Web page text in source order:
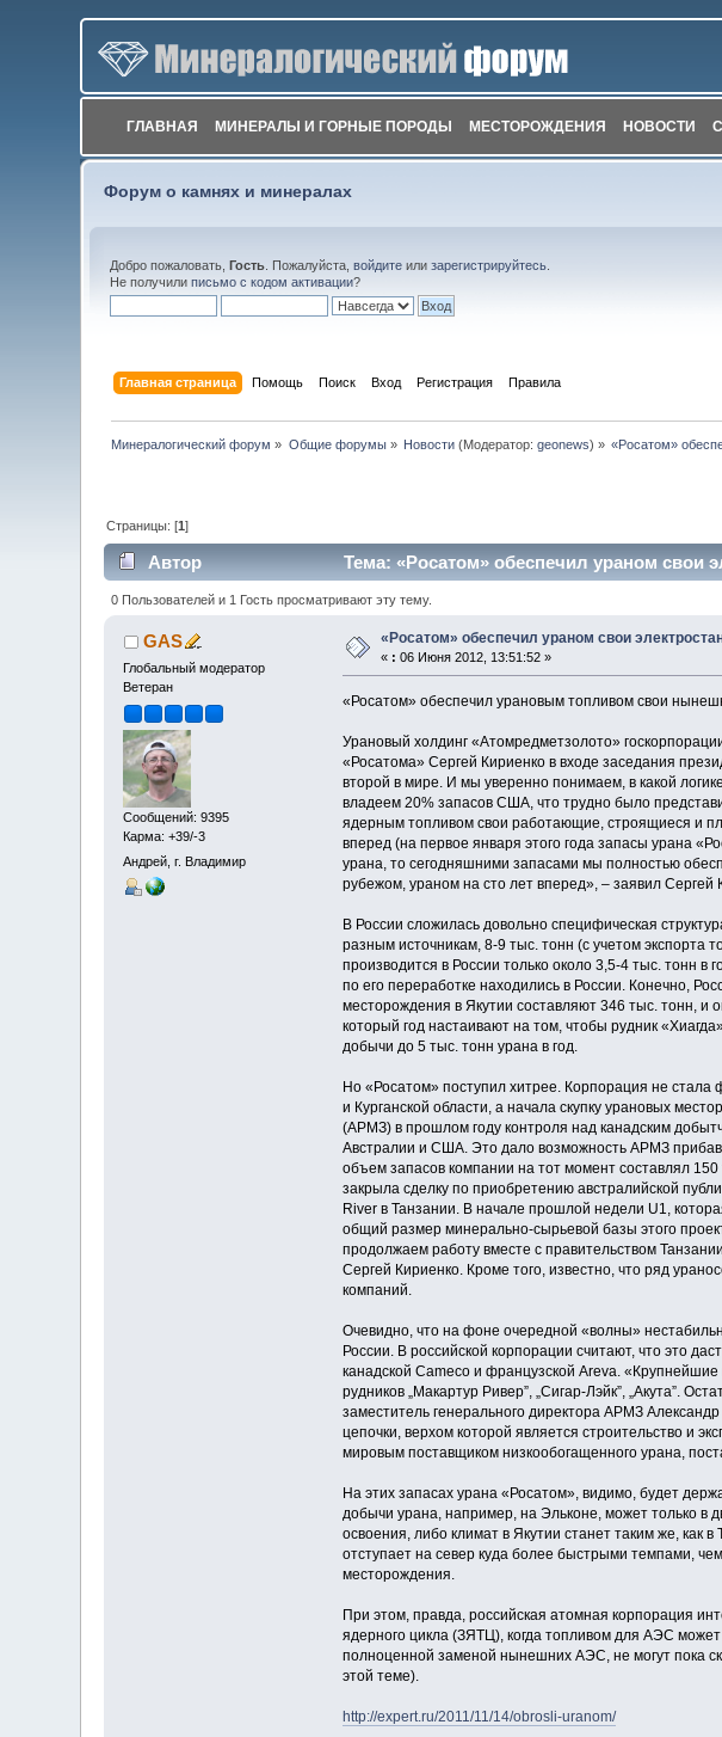
ГЛАВНАЯ МИНЕРАЛЫ И ГОРНЫЕ ПОРОДЫ МЕСТОРОЖДЕНИЯ НОВОСТИ
Форум о камнях и минералах
Добро пожаловать,Гость . Пожалуйста,войдите илизарегистрируйтесь
Не получилиписьмо с кодом активации?
Главная страница Помощь Поиск Вход Регистрация Правила
Минералогический форум » Общие форумы» Новости (Модератор:geonews) » «Росатом»
Страницы: [1]
Автор Тема: «Росатом» обеспечил ураном свои
0 Пользователей и 1 Гость просматривают эту тему.
GAS
Глобальный модератор
Ветеран
Сообщений: 9395
Карма: +39/-3
Андрей, г. Владимир
«Росатом» обеспечил ураном свои
« : 06 Июня 2012, 13:51:52 »
«Росатом» обеспечил урановым топливом свои
Урановый холдинг «Атомредметзолото»
«Росатома» Сергей Кириенко в входе заседания
второй в мире. И мы уверенно понимаем, в какой
владеем 20% запасов США, что трудно было
ядерным топливом свои работающие, строящиеся и
вперед (на первое января этого года запасы урана
урана, то сегодняшними запасами мы полностью
рубежом, ураном на сто лет вперед», – заявил Сергей
В России сложилась довольно специфическая
разным источникам, 8-9 тыс. тонн (с учетом экспорта
производится в России только около 3,5-4 тыс. тонн в
по его переработке находились в России. Конечно,
месторождения в Якутии составляют 346 тыс. тонн, и
который год настаивают на том, чтобы рудник
добычи до 5 тыс. тонн урана в год.
Но «Росатом» поступил хитрее. Корпорация не
и Курганской области, а начала скупку урановых
(АРМЗ) в прошлом году контроля над канадским
Австралии и США. Это дало возможность АРМЗ
объем запасов компании на тот момент составлял
закрыла сделку по приобретению австралийской
River в Танзании. В начале прошлой недели U1,
общий размер минерально-сырьевой базы этого
продолжаем работу вместе с правительством
Сергей Кириенко. Кроме того, известно, что ряд
компаний.
Очевидно, что на фоне очередной «волны»
России. В российской корпорации считают, что это
канадской Cameco и французской Areva.
рудников „Макартур Ривер”, „Сигар-Лэйк”, „Акута”.
заместитель генерального директора АРМЗ
цепочки, верхом которой является строительство и
мировым поставщиком низкообогащенного урана,
На этих запасах урана «Росатом», видимо, будет
добычи урана, например, на Эльконе, может только в
освоения, либо климат в Якутии станет таким же, как
отступает на север куда более быстрыми темпами,
месторождения.
При этом, правда, российская атомная корпорация
ядерного цикла (ЗЯТЦ), когда топливом для АЭС
полноценной заменой нынешних АЭС, не могут пока
этой теме).
http://expert.ru/2011/11/14/obrosli-uranom/